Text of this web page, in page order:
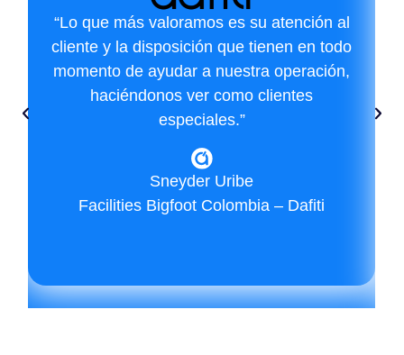
“Lo que más valoramos es su atención al
cliente y la disposición que tienen en todo
momento de ayudar a nuestra operación,
haciéndonos ver como clientes
especiales.”
Sneyder Uribe
Facilities Bigfoot Colombia – Dafiti